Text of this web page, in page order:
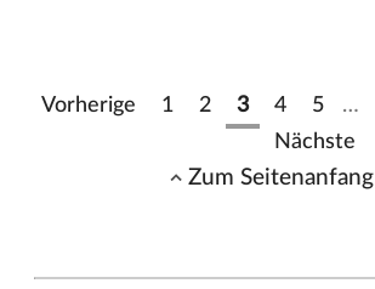
Vorherige 1 2 3 4 5 …
Nächste
Zum Seitenanfang